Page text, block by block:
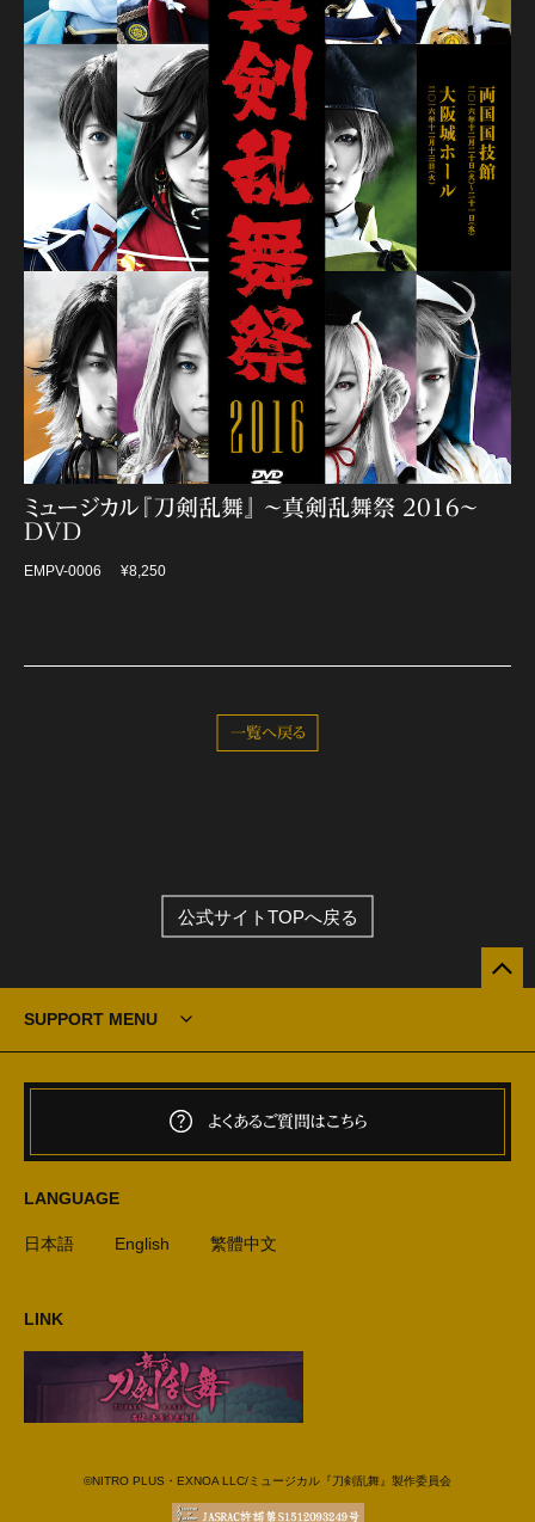
ミュージカル『刀剣乱舞』 〜真剣乱舞祭 2016〜
DVD
EMPV-0006 ¥8,250
一覧へ戻る
公式サイトTOPへ戻る
SUPPORT MENU
よくあるご質問はこちら
LANGUAGE
日本語 English 繁體中文
LINK
©NITRO PLUS・EXNOA LLC/ミュージカル『刀剣乱舞』製作委員会